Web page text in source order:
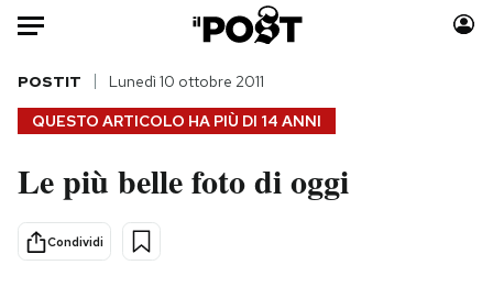
Auto
HOME
Italia
Politica
Moda
QUESTO ARTICOLO HA PIÙ DI 14 ANNI
POSTIT Lunedì 10 ottobre 2011
Le più belle foto di oggi
Condividi